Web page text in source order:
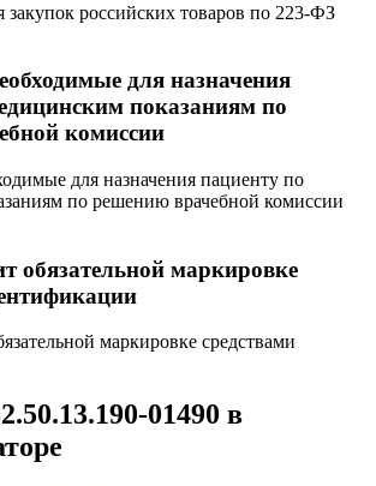
российских товаров по 223-ФЗ
для назначения
показаниям по
комиссии
для назначения пациенту по
по решению врачебной комиссии
обязательной маркировке
маркировке средствами
01490 в